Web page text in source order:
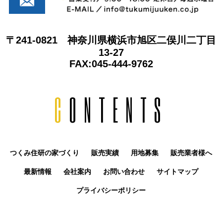
〒241-0821 神奈川県横浜市旭区二俣川二丁目
13-27
FAX:045-444-9762
C ONTENTS
つくみ住研の家づくり 販売実績 用地募集 販売業者様へ
最新情報 会社案内 お問い合わせ サイトマップ
プライバシーポリシー